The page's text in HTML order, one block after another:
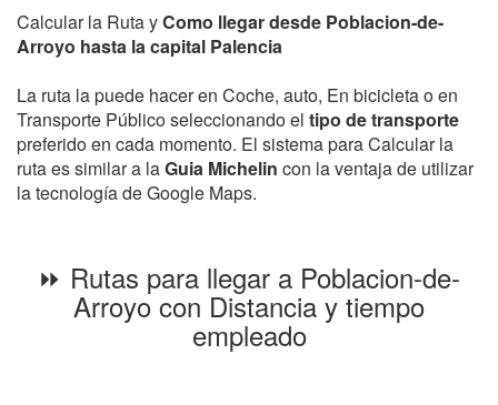
Calcular la Ruta yComo llegar desde Poblacion-de-
Arroyo hasta la capital Palencia
La ruta la puede hacer en Coche, auto, En bicicleta o en
Transporte Público seleccionando el tipo de transporte
preferido en cada momento. El sistema para Calcular la
ruta es similar a laGuia Michelin con la ventaja de utilizar
la tecnología de Google Maps.
⏩ Rutas para llegar a Poblacion-de-
Arroyo con Distancia y tiempo
empleado